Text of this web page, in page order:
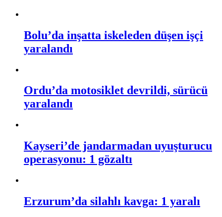
Bolu’da inşatta iskeleden düşen işçi
yaralandı
Ordu’da motosiklet devrildi, sürücü
yaralandı
Kayseri’de jandarmadan uyuşturucu
operasyonu: 1 gözaltı
Erzurum’da silahlı kavga: 1 yaralı